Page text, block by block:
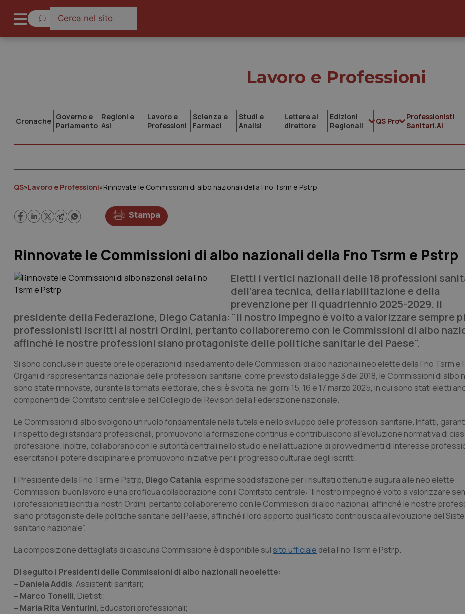
Lavoro e Professioni
Cronache Governo e
Parlamento
Regioni e
Asl
Lavoro e
Professioni
Scienza e
Farmaci
Studi e
Analisi
Lettere al
direttore
Edizioni
Regionali
QS Pro
Professionisti
Sanitari.AI
QS»Lavoro e Professioni»Rinnovate le Commissioni di albo nazionali della Fno Tsrm e Pstrp
Stampa
Rinnovate le Commissioni di albo nazionali della Fno Tsrm e Pstrp
Eletti i vertici nazionali delle 18 professioni
dell’area tecnica, della riabilitazione e della
prevenzione per il quadriennio 2025-2029. Il
presidente della Federazione, Diego Catania: "Il nostro impegno è volto a valorizzare sempre
professionisti iscritti ai nostri Ordini, pertanto collaboreremo con le Commissioni di albo
affinché le nostre professioni siano protagoniste delle politiche sanitarie del Paese".
Si sono concluse in queste ore le operazioni di insediamento delle Commissioni di albo nazionali neo elette della Fno Tsrm e
Organi di rappresentanza nazionale delle professioni sanitarie, come previsto dalla legge 3 del 2018, le Commissioni di albo
sono state rinnovate, durante la tornata elettorale, che si è svolta, nei giorni 15, 16 e 17 marzo 2025, in cui sono stati eletti
componenti del Comitato centrale e del Collegio dei Revisori della Federazione nazionale.
Le Commissioni di albo svolgono un ruolo fondamentale nella tutela e nello sviluppo delle professioni sanitarie. Infatti,
il rispetto degli standard professionali, promuovono la formazione continua e contribuiscono all’evoluzione normativa di
professione. Inoltre, collaborano con le autorità centrali nello studio e nell’attuazione di provvedimenti di interesse
esercitano il potere disciplinare e promuovono iniziative per il progresso culturale degli iscritti.
Il Presidente della Fno Tsrm e Pstrp, Diego Catania, esprime soddisfazione per i risultati ottenuti e augura alle neo elette
Commissioni buon lavoro e una proficua collaborazione con il Comitato centrale: “Il nostro impegno è volto a valorizzare
i professionisti iscritti ai nostri Ordini, pertanto collaboreremo con le Commissioni di albo nazionali, affinché le nostre
siano protagoniste delle politiche sanitarie del Paese, affinché il loro apporto qualificato contribuisca all’evoluzione del
sanitario nazionale”.
La composizione dettagliata di ciascuna Commissione è disponibile sulsito ufficiale della Fno Tsrm e Pstrp.
Di seguito i Presidenti delle Commissioni di albo nazionali neoelette:
– Daniela Addis, Assistenti sanitari;
– Marco Tonelli, Dietisti;
– Maria Rita Venturini, Educatori professionali;